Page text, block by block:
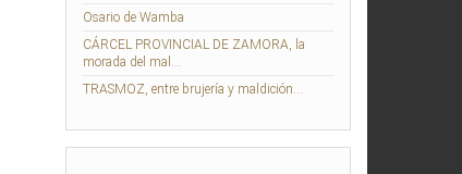
Osario de Wamba
CÁRCEL PROVINCIAL DE ZAMORA, la
morada del mal…
TRASMOZ, entre brujería y maldición…